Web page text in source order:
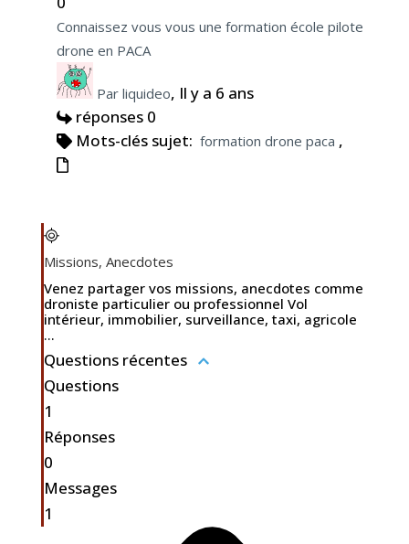
Connaissez vous vous une formation école pilote
drone en PACA
Par liquideo, Il y a 6 ans
réponses 0
Mots-clés sujet: formation drone paca ,
Missions, Anecdotes
Venez partager vos missions, anecdotes comme
droniste particulier ou professionnel Vol
intérieur, immobilier, surveillance, taxi, agricole
...
Questions récentes
Questions
1
Réponses
0
Messages
1